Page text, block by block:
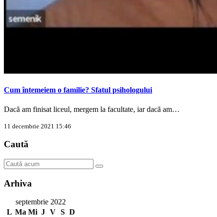
Cum întemeiem o familie? Sfatul psihologului
Dacă am finisat liceul, mergem la facultate, iar dacă am…
11 decembrie 2021 15:46
Caută
Arhiva
septembrie 2022
L Ma Mi J V S D